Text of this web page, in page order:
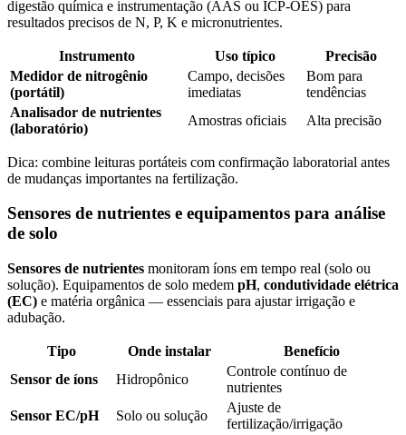
digestão química e instrumentação (AAS ou ICP-OES) para
resultados precisos de N, P, K e micronutrientes.
Instrumento Uso típico
Precisão
Medidor de nitrogênio
(portátil)
Campo, decisões
imediatas
Bom para
tendências
Analisador de nutrientes
(laboratório)
Amostras oficiais Alta precisão
Dica: combine leituras portáteis com confirmação laboratorial antes
de mudanças importantes na fertilização.
Sensores de nutrientes e equipamentos para análise
de solo
Sensores de nutrientes monitoram íons em tempo real (solo ou
solução). Equipamentos de solo medem pH, condutividade elétrica
(EC) e matéria orgânica — essenciais para ajustar irrigação e
adubação.
Tipo Onde instalar
Benefício
Sensor de íons
Hidropônico
Controle contínuo de
nutrientes
Sensor EC/pH
Solo ou solução
Ajuste de
fertilização/irrigação